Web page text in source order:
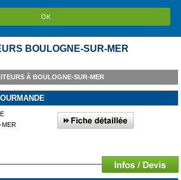
OK
BOULOGNE-SUR-MER
À BOULOGNE-SUR-MER
MER